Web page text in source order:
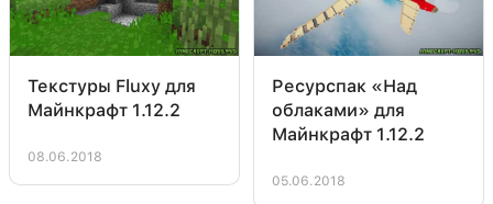
Текстуры Fluxy для
Майнкрафт 1.12.2
08.06.2018
Ресурспак «Над
облаками» для
Майнкрафт 1.12.2
05.06.2018